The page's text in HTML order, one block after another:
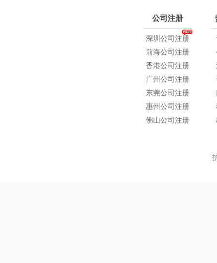
公司注册
深圳公司注册
前海公司注册
香港公司注册
广州公司注册
东莞公司注册
惠州公司注册
佛山公司注册